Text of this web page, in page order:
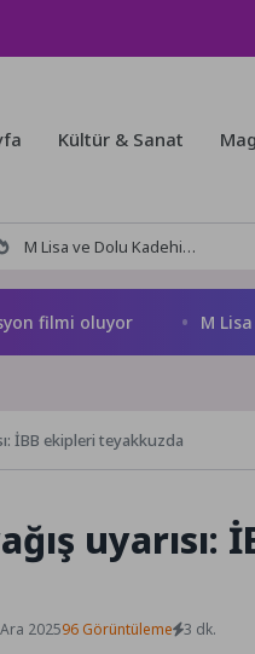
Kültür & Sanat
M Lisa ve Dolu Kadehi Ters Tut’tan Yeni İş Birliği: Vişne
oluyor M Lisa ve
İBB ekipleri teyakkuzda
uyarısı:
202596 Görüntüleme 3 dk.